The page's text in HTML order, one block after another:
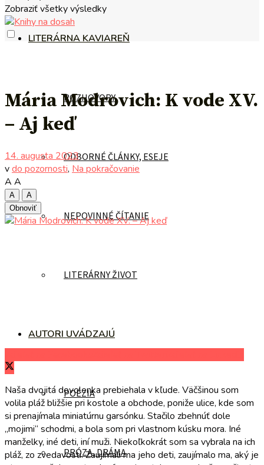
LITERÁRNA KAVIAREŇ
ROZHOVORY
ODBORNÉ ČLÁNKY, ESEJE
NEPOVINNÉ ČÍTANIE
LITERÁRNY ŽIVOT
AUTORI UVÁDZAJÚ
POÉZIA
PRÓZA, DRÁMA
Zobraziť všetky výsledky
Mária Modrovich: K vode XV.
– Aj keď
14. augusta 2023
vdo pozornosti, Na pokračovanie
A A
A
A
Obnoviť
Naša dvojitá dovolenka prebiehala v kľude. Väčšinou som
volila pláž bližšie pri kostole a obchode, poniže ulice, kde som
si prenajímala miniatúrnu garsónku. Stačilo zbehnúť dole
„mojimi“ schodmi, a bola som pri vlastnom kúsku mora. Iné
manželky, iné deti, iní muži. Niekoľkokrát som sa vybrala na ich
pláž, zo zvedavosti. Zaujímali ma jeho deti, zaujímalo ma, aký je